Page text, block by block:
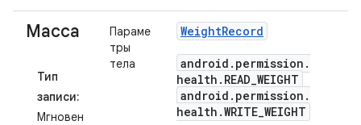
Масса
Тип
записи:
Мгновен
Параме
тры
тела
WeightRecord
android . permission .
health . READ_WEIGHT
android . permission .
health .WRITE_WEIGHT